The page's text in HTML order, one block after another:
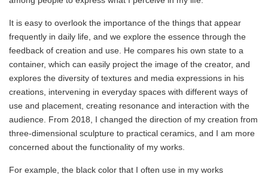
It is easy to overlook the importance of the things that appear
frequently in daily life, and we explore the essence through the
feedback of creation and use. He compares his own state to a
container, which can easily project the image of the creator, and
explores the diversity of textures and media expressions in his
creations, intervening in everyday spaces with different ways of
use and placement, creating resonance and interaction with the
audience. From 2018, I changed the direction of my creation from
three-dimensional sculpture to practical ceramics, and I am more
concerned about the functionality of my works.
For example, the black color that I often use in my works